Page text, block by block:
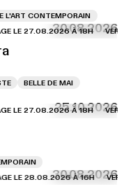
L'ART CONTEMPORAIN
30.08.2026
LE 27.08.2026 À 18H
BELLE DE MAI
25.10.2026
LE 27.08.2026 À 18H
30.08.2026
LE 28.08.2026 À 16H